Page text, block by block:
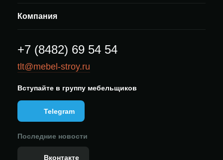
Компания
+7 (8482) 69 54 54
tlt@mebel-stroy.ru
Вступайте в группу мебельщиков
Telegram
Последние новости
Вконтакте